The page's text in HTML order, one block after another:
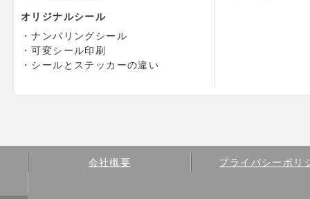
オリジナルシール
ナンバリングシール
可変シール印刷
シールとステッカーの違い
会社概要 プライバシーポリ